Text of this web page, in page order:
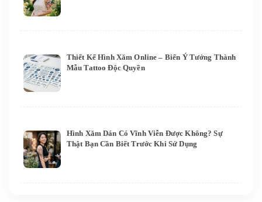
Thiết Kế Hình Xăm Online – Biến Ý Tưởng Thành
Mẫu Tattoo Độc Quyền
Hình Xăm Dán Có Vĩnh Viễn Được Không? Sự
Thật Bạn Cần Biết Trước Khi Sử Dụng